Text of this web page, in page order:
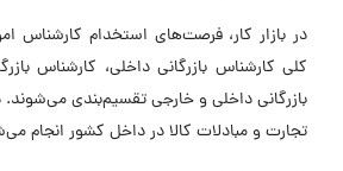
در بازار کار، فرصت‌های استخدام کارشناس
کلی کارشناس بازرگانی داخلی، کارشناس
بازرگانی داخلی و خارجی تقسیم‌بندی می‌شوند.
تجارت و مبادلات کالا در داخل کشور انجام